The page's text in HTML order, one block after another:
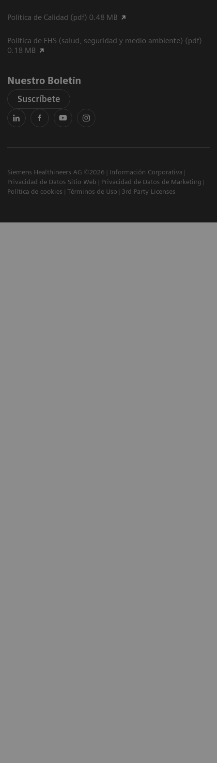
Política de Calidad (pdf) 0.48 MB
Política de EHS (salud, seguridad y medio ambiente) (pdf)
0.18 MB
Nuestro Boletín
Suscríbete
Siemens Healthineers AG ©2026
Información Corporativa
Privacidad de Datos Sitio Web
Privacidad de Datos de Marketing
Política de cookies
Términos de Uso 3rd Party Licenses